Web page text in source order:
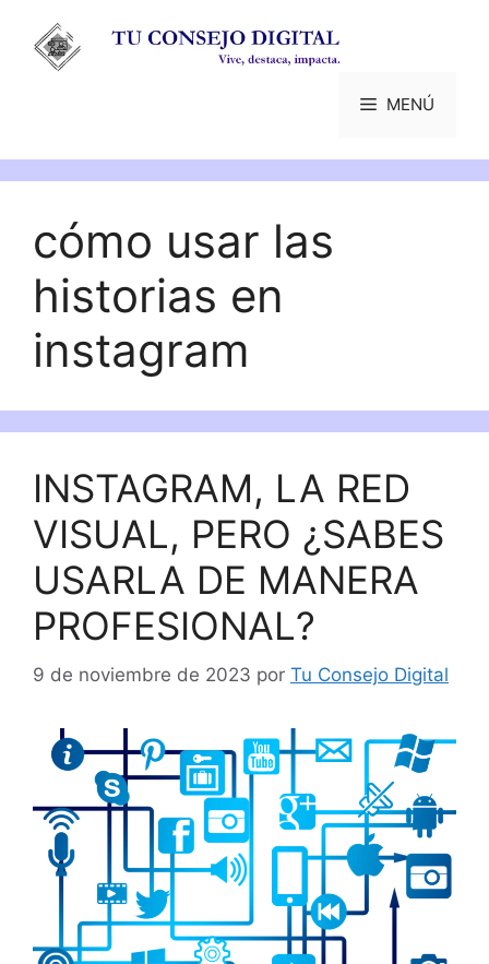
contenido
MENÚ
cómo usar las
historias en
instagram
INSTAGRAM, LA RED
VISUAL, PERO ¿SABES
USARLA DE MANERA
PROFESIONAL?
9 de noviembre de 2023 por Tu Consejo Digital